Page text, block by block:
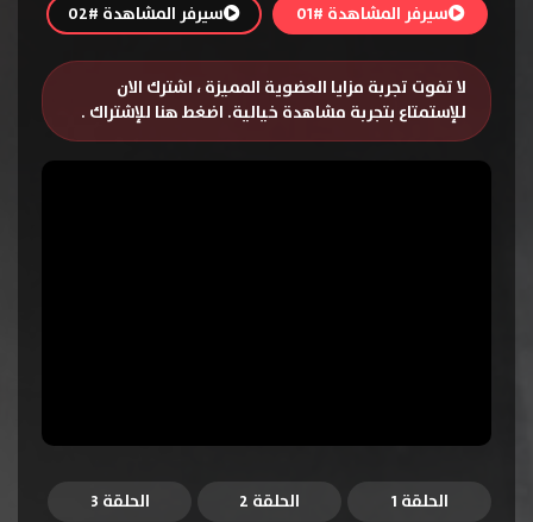
سيرفر المشاهدة #01 سيرفر المشاهدة #02
لا تفوت تجربة مزايا العضوية المميزة ، اشترك الان
للإستمتاع بتجربة مشاهدة خيالية. اضغط هنا للإشتراك .
الحلقة 1 الحلقة 2
الحلقة 3